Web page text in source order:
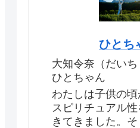
ひとち
大知令奈（だいち
ひとちゃん
わたしは子供の
スピリチュアル
きてきました。